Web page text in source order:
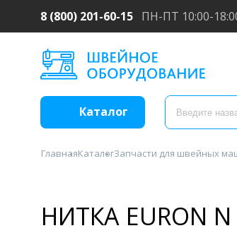
8 (800) 201-60-15 ПН-ПТ 10:00-
Каталог
ГлавнаяКаталогЗапчасти для швейных
НИТКА EURON